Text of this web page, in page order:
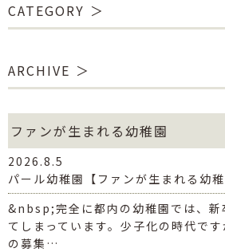
CATEGORY
ARCHIVE
ファンが生まれる幼稚園
2026.8.5
パール幼稚園【ファンが生まれる幼
&nbsp;完全に都内の幼稚園では、新
てしまっています。少子化の時代で
の募集…